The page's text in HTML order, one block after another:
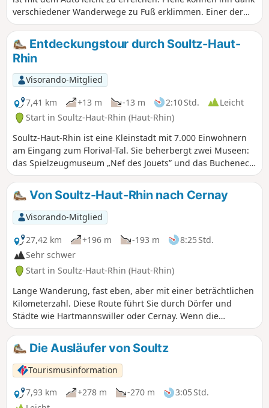
verschiedener Wanderwege zu Fuß erklimmen. Einer der
längsten Zugänge ist von Soultz aus. Der Aufstieg ist am
ersten Tag konstant, ebenso wie der Abstieg am zweiten
Tag. Sportliche Wanderer können diese Tour an einem Tag
bewältigen, aber um die Landschaft in vollen Zügen
genießen zu können, empfiehlt es sich, sie auf zwei Tage zu
verteilen. Diese Wanderung wird mit ihrer Aussicht auf
über 1400 Metern Höhe unvergessliche Erinnerungen
hinterlassen.
Entdeckungstour durch Soultz-Haut-
Rhin
Visorando-Mitglied
7,41 km
+13 m -13 m 2:10 Std.
Leicht
Start in Soultz-Haut-Rhin (Haut-Rhin)
Soultz-Haut-Rhin ist eine Kleinstadt mit 7.000 Einwohnern
am Eingang zum Florival-Tal. Sie beherbergt zwei Museen:
das Spielzeugmuseum „Nef des Jouets” und das Bucheneck-
Museum. Diese Wanderung bietet die Möglichkeit, die Stadt
und andere historische Orte wie die ehemalige
Eisenbahnstrecke, das Kapuzinerkloster Saint-Maurice, die
ehemalige Synagoge, Gedenkstätten sowie verschiedene
Grünanlagen zu besuchen.
Von Soultz-Haut-Rhin nach Cernay
Visorando-Mitglied
27,42 km
+196 m -193 m
8:25 Std.
Sehr schwer
Start in Soultz-Haut-Rhin (Haut-Rhin)
Lange Wanderung, fast eben, aber mit einer beträchtlichen
Kilometerzahl. Diese Route führt Sie durch Dörfer und
Städte wie Hartmannswiller oder Cernay. Wenn die
Bedingungen es zulassen, reicht der Blick bis zu den Alpen.
Abgesehen vom Thema Religion, das mit den
verschiedenen kleinen Kirchen und der Basilika von
Thierenbach stark vertreten ist, ist auf dem Rückweg auch
das Thema Erster Weltkrieg präsent. Der größte Teil der
Wanderung verläuft über offenes Gelände. Nur ein Viertel
der Strecke zwischen Wattwiller und der Basilika von
Die Ausläufer von Soultz
Tourismusinformation
7,93 km
+278 m -270 m
3:05 Std.